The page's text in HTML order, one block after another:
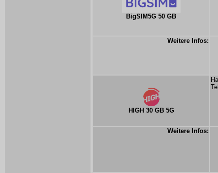
BigSIM5G 50 GB
Weitere Infos:
HIGH 30 GB 5G
Weitere Infos: